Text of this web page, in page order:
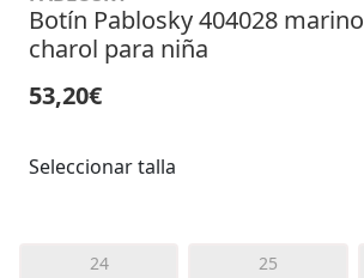
Botín Pablosky 404028 marino
charol para niña
53,20€
Seleccionar talla
24 25